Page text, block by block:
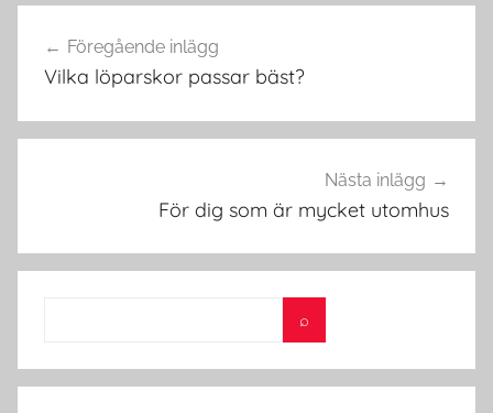
Inläggsnavigering
Föregående inlägg
Vilka löparskor passar bäst?
Nästa inlägg
För dig som är mycket utomhus